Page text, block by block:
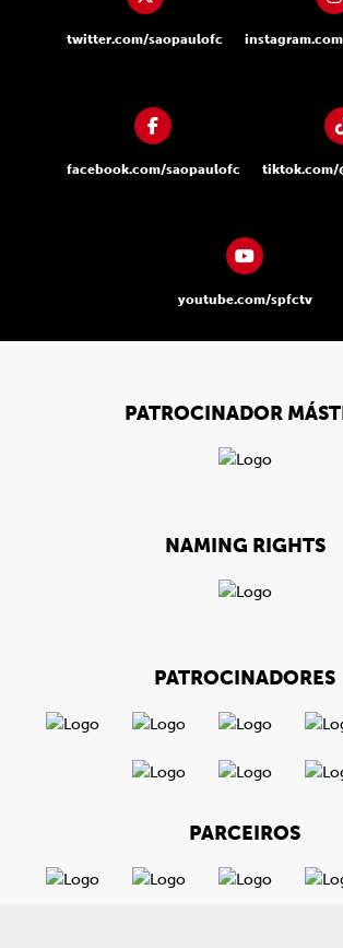
twitter.com/saopaulofc
facebook.com/saopaulofc tiktok.com/
youtube.com/spfctv
PATROCINADOR
NAMING RIGHTS
PATROCINADORES
PARCEIROS